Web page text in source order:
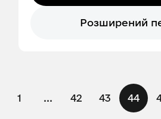
Розширений
1 ... 42 43 44